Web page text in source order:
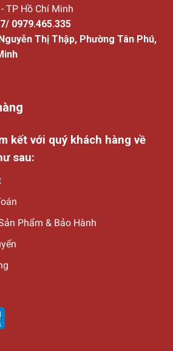
TP Hồ Chí Minh
/ 0979.465.335
Thị Thập, Phường Tân Phú,
kết với quý khách hàng về
sau:
Phẩm & Bảo Hành